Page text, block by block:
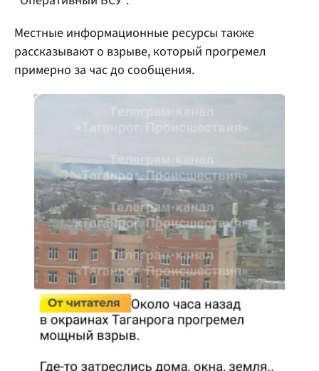
Местные информационные ресурсы также
рассказывают о взрыве, который прогремел
примерно за час до сообщения.